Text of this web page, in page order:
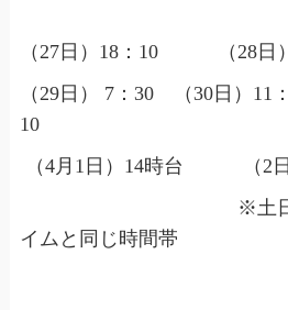
（27日）18：10 （28日
（29日） 7：30 （30日）11
10
（4月1日）14時台 （2日
※土日はのべ
イムと同じ時間帯